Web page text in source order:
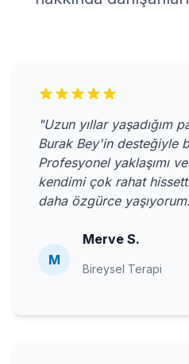
"Uzun yıllar yaşadığım
Burak Bey'in desteğiyle
Profesyonel yaklaşımı
kendimi çok rahat
daha özgürce
M
Merve S.
Bireysel Terapi